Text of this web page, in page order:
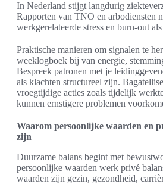
In Nederland stijgt langdurig
Rapporten van TNO en arbodiensten
werkgerelateerde stress en burn-out
Praktische manieren om signalen te
weeklogboek bij van energie,
Bespreek patronen met je
als klachten structureel zijn.
vroegtijdige acties zoals tijdelijk
kunnen ernstigere problemen
Waarom persoonlijke waarden en
zijn
Duurzame balans begint met
persoonlijke waarden werk privé
waarden zijn gezin, gezondheid,